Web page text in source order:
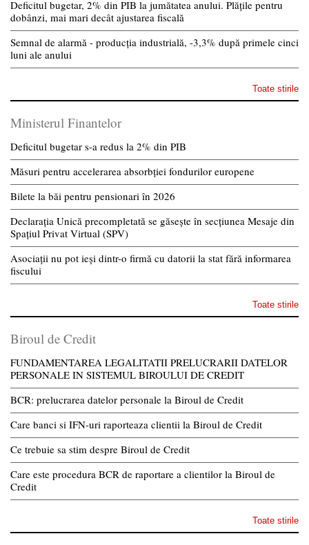
Deficitul bugetar, 2% din PIB la jumătatea anului. Plățile pentru
dobânzi, mai mari decât ajustarea fiscală
Semnal de alarmă - producția industrială, -3,3% după primele cinci
luni ale anului
Toate stirile
Ministerul Finantelor
Deficitul bugetar s-a redus la 2% din PIB
Măsuri pentru accelerarea absorbției fondurilor europene
Bilete la băi pentru pensionari în 2026
Declarația Unică precompletată se găsește în secțiunea Mesaje din
Spațiul Privat Virtual (SPV)
Asociații nu pot ieși dintr-o firmă cu datorii la stat fără informarea
fiscului
Toate stirile
Biroul de Credit
FUNDAMENTAREA LEGALITATII PRELUCRARII DATELOR
PERSONALE IN SISTEMUL BIROULUI DE CREDIT
BCR: prelucrarea datelor personale la Biroul de Credit
Care banci si IFN-uri raporteaza clientii la Biroul de Credit
Ce trebuie sa stim despre Biroul de Credit
Care este procedura BCR de raportare a clientilor la Biroul de
Credit
Toate stirile